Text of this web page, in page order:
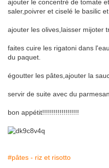
ajouter le concentré de tomate
saler,poivrer et ciselé le basilic
ajouter les olives,laisser mijoter
faites cuire les rigatoni dans
du paquet.
égoutter les pâtes,ajouter la
servir de suite avec du
bon appétit!!!!!!!!!!!!!!!!!!!
#pâtes - riz et risotto